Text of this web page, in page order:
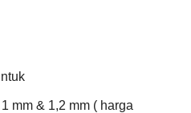
mm & 1,2 mm ( harga